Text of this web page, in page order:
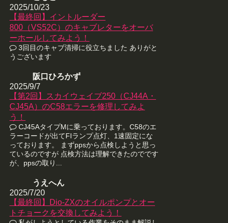
2025/10/23
【最終回】イントルーダー
800（VS52C）のキャブレターをオーバ
ーホールしてみよう！
3回目のキャブ清掃に役立ちました ありがと
うございます
阪口ひろかず
2025/9/7
【第2回】スカイウェイブ250（CJ44A・
CJ45A）のC58エラーを修理してみよ
う！
CJ45AタイプMに乗っております。C58のエ
ラーコードが出てFIランプ点灯、1速固定にな
っております。 まずppsから点検しようと思っ
ているのですが 点検方法は理解できたのでです
が、ppsの取り...
うえへん
2025/7/20
【最終回】Dio-ZXのオイルポンプとオー
トチョークを交換してみよう！